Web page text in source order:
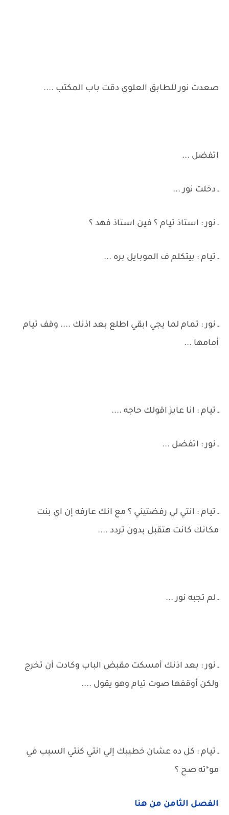
صعدت نور للطابق العلوي دقت باب المكتب ....
اتفضل ...
ـ دخلت نور ...
ـ نور : استاذ تيام ؟ فين استاذ فهد ؟
ـ تيام : بيتكلم ف الموبايل بره ...
ـ نور : تمام لما يجي ابقي اطلع بعد اذنك .... وقف تيام
أمامها ...
ـ تيام : انا عايز اقولك حاجه ....
ـ نور : اتفضل ...
ـ تيام : انتي لي رفضتيني ؟ مع انك عارفه إن اي بنت
مكانك كانت هتقبل بدون تردد ....
ـ لم تجبه نور ...
ـ نور : بعد اذنك أمسكت مقبض الباب وكادت أن تخرج
ولكن أوقفها صوت تيام وهو يقول ....
ـ تيام : كل ده عشان خطيبك إلي انتي كنتي السبب في
مو*ته صح ؟
الفصل الثامن من هنا